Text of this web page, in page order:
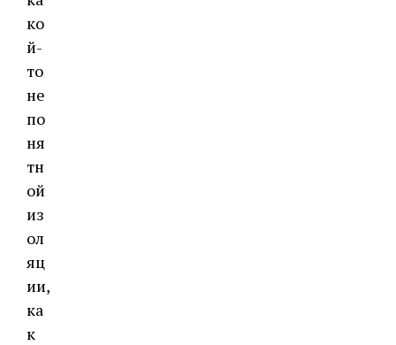
ко
й-
то
не
по
ня
тн
ой
из
ол
яц
ии,
ка
к